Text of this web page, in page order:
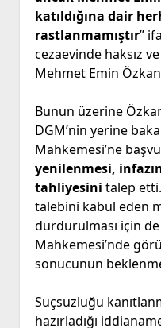
katıldığına dair
rastlanmamıştır”
cezaevinde haksız
Mehmet Emin
Bunun üzerine
DGM’nin yerine
Mahkemesi’ne
yenilenmesi,
tahliyesini talep
talebini kabul eden
durdurulması için de
Mahkemesi’nde
sonucunun
Suçsuzluğu
hazırladığı